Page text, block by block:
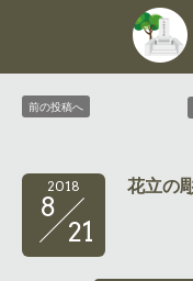
前の投稿へ
2018
8
21
花立の